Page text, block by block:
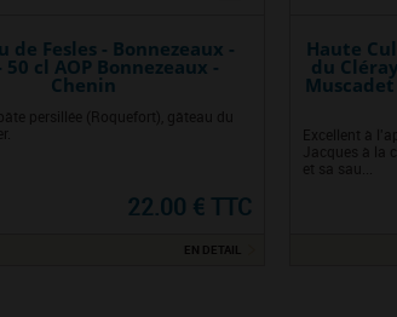
de Fesles - Bonnezeaux -
50 cl AOP Bonnezeaux -
Chenin
22.00 € TTC
EN DETAIL
Haute
du